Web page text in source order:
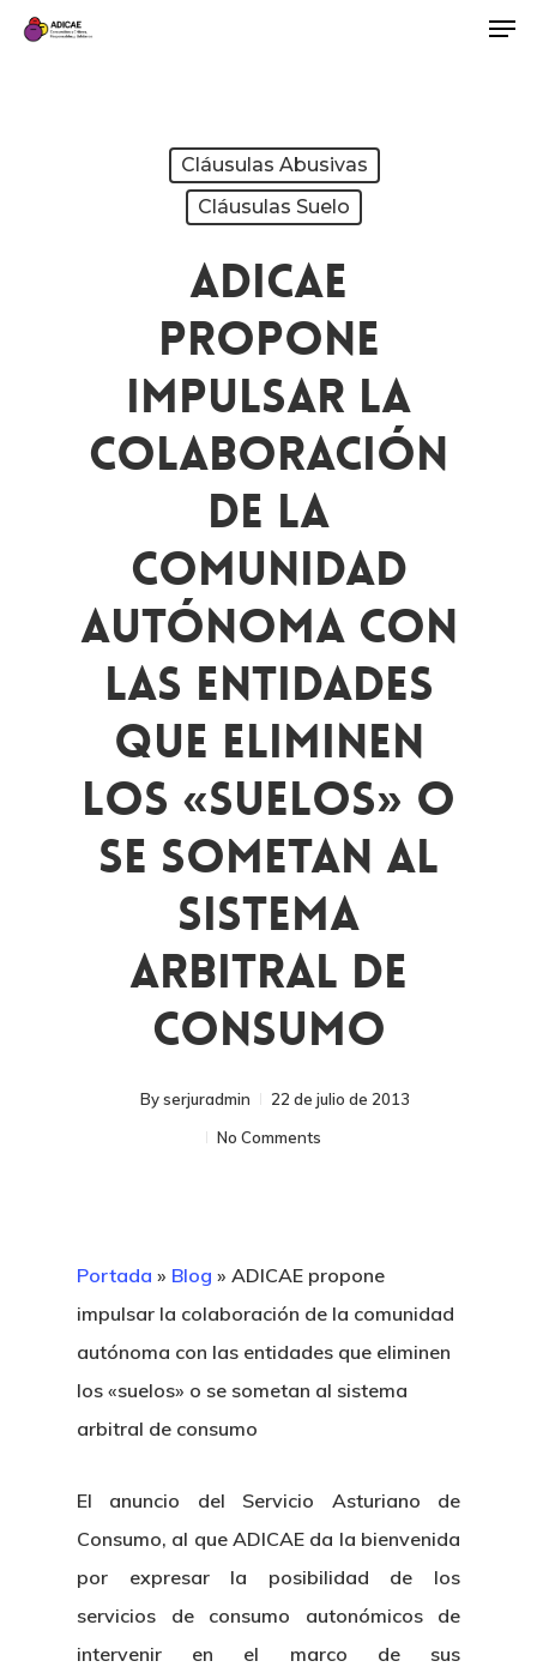
Cláusulas Abusivas
Cláusulas Suelo
ADICAE
Propone
Impulsar La
Colaboración
De La
Comunidad
Autónoma Con
Las Entidades
Que Eliminen
Los «suelos» O
Se Sometan Al
Sistema
Arbitral De
Consumo
Byserjuradmin
22 de julio de 2013
No Comments
Portada » Blog » ADICAE propone
impulsar la colaboración de la comunidad
autónoma con las entidades que eliminen
los «suelos» o se sometan al sistema
arbitral de consumo
El anuncio del Servicio Asturiano de
Consumo, al que ADICAE da la bienvenida
por expresar la posibilidad de los
servicios de consumo autonómicos de
intervenir en el marco de sus